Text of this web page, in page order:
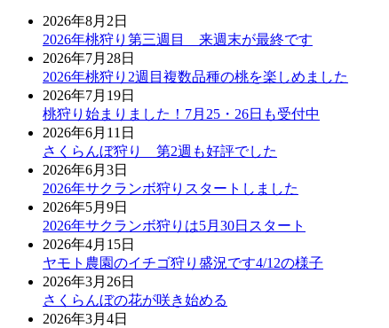
2026年8月2日
2026年桃狩り第三週目 来週末が最終です
2026年7月28日
2026年桃狩り2週目複数品種の桃を楽しめました
2026年7月19日
桃狩り始まりました！7月25・26日も受付中
2026年6月11日
さくらんぼ狩り 第2週も好評でした
2026年6月3日
2026年サクランボ狩りスタートしました
2026年5月9日
2026年サクランボ狩りは5月30日スタート
2026年4月15日
ヤモト農園のイチゴ狩り盛況です4/12の様子
2026年3月26日
さくらんぼの花が咲き始める
2026年3月4日